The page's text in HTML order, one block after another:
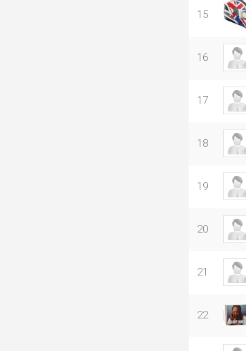
15
16
17
18
19
20
21
22